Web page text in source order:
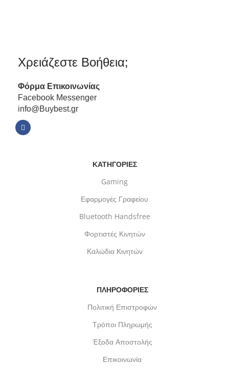
Χρειάζεστε Βοήθεια;
Φόρμα Επικοινωνίας
Facebook Messenger
info@Buybest.gr
ΚΑΤΗΓΟΡΙΕΣ
Gaming
Εφαρμογές Γραφείου
Bluetooth Handsfree
Φορτιστές Κινητών
Καλώδια Κινητών
ΠΛΗΡΟΦΟΡΙΕΣ
Πολιτική Επιστροφών
Τρόποι Πληρωμής
Έξοδα Αποστολής
Επικοινωνία